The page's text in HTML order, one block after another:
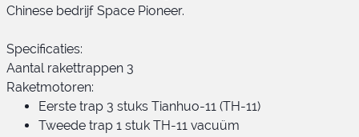
Chinese bedrijf Space Pioneer.
Specificaties:
Aantal rakettrappen 3
Raketmotoren:
Eerste trap 3 stuks Tianhuo-11 (TH-11)
Tweede trap 1 stuk TH-11 vacuüm